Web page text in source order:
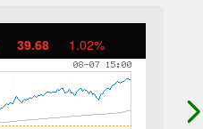
39.68 1.02%